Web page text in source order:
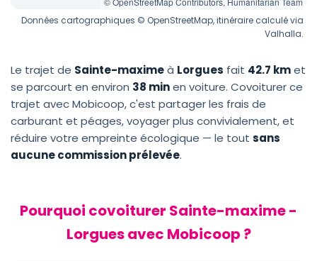
Données cartographiques © OpenStreetMap, itinéraire calculé via
Valhalla.
Le trajet de Sainte-maximeà Lorgues fait 42.7 kmet
se parcourt en environ 38 minen voiture. Covoiturer ce
trajet avec Mobicoop, c'est partager les frais de
carburant et péages, voyager plus convivialement, et
réduire votre empreinte écologique — le tout sans
aucune commission prélevée.
Pourquoi covoiturer Sainte-maxime -
Lorgues avec Mobicoop ?